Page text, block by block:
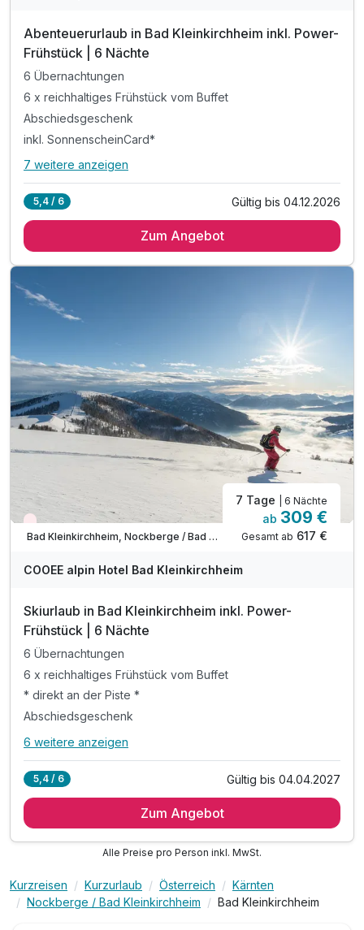
Abenteuerurlaub in Bad Kleinkirchheim inkl. Power-
Frühstück | 6 Nächte
6 Übernachtungen
6 x reichhaltiges Frühstück vom Buffet
Abschiedsgeschenk
inkl. SonnenscheinCard*
Alle Inklusivleistungen
6 x reichhaltiges Frühstück vom Buffet
inkl. Nutzung Relax Sauna & Ruheraum
inkl. Nutzung des Fitnessraumes
inkl. W-LAN Nutzung & Parkplatz vor dem Hotel
Tipp: Fahrrad Trails
Tipp: Therme Römerbad
Tipp: Badespaß am Millstätter See
7 weitere anzeigen
5,4 / 6 Gültig bis 04.12.2026
Zum Angebot
Wieder frei ab Dezember
Bad Kleinkirchheim, Nockberge / Bad Kleinkirchheim
7 Tage | 6 Nächte
ab 309 €
Gesamt ab 617 €
COOEE alpin Hotel Bad Kleinkirchheim
Skiurlaub in Bad Kleinkirchheim inkl. Power-
Frühstück | 6 Nächte
6 Übernachtungen
6 x reichhaltiges Frühstück vom Buffet
* direkt an der Piste *
Abschiedsgeschenk
Alle Inklusivleistungen
6 x reichhaltiges Frühstück vom Buffet
Abschiedsgeschenk
inkl. Nutzung Relax Sauna & Ruheraum
inkl. Nutzung von Skiraum
6 weitere anzeigen
5,4 / 6 Gültig bis 04.04.2027
Zum Angebot
Alle Preise pro Person inkl. MwSt.
Kurzreisen Kurzurlaub Österreich
Kärnten
Nockberge / Bad Kleinkirchheim
Bad Kleinkirchheim